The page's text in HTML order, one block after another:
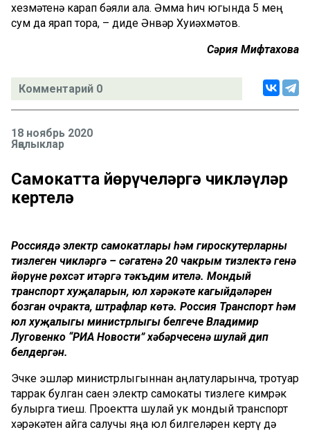
хезмәтенә карап бәяли ала. Әмма һич югында 5 мең
сум да ярап тора, – диде Әнвәр Хуҗиәхмәтов.
Сәрия Мифтахова
Комментарий 0
18 ноябрь 2020
Яңалыклар
Самокатта йөрүчеләргә чикләүләр
кертелә
Россиядә электр самокатлары һәм гироскутерларның
тизлеген чикләргә – сәгатенә 20 чакрым тизлектә генә
йөрүне рөхсәт итәргә тәкъдим ителә. Мондый
транспорт хуҗаларын, юл хәрәкәте кагыйдәләрен
бозган очракта, штрафлар көтә. Россия Транспорт һәм
юл хуҗалыгы министрлыгы белгече Владимир
Луговенко “РИА Новости” хәбәрчесенә шулай дип
белдергән.
Эчке эшләр министрлыгыннан аңлатуларынча, тротуар
таррак булган саен электр самокаты тизлеге кимрәк
булырга тиеш. Проектта шулай ук мондый транспорт
хәрәкәтен җайга салучы яңа юл билгеләрен кертү дә